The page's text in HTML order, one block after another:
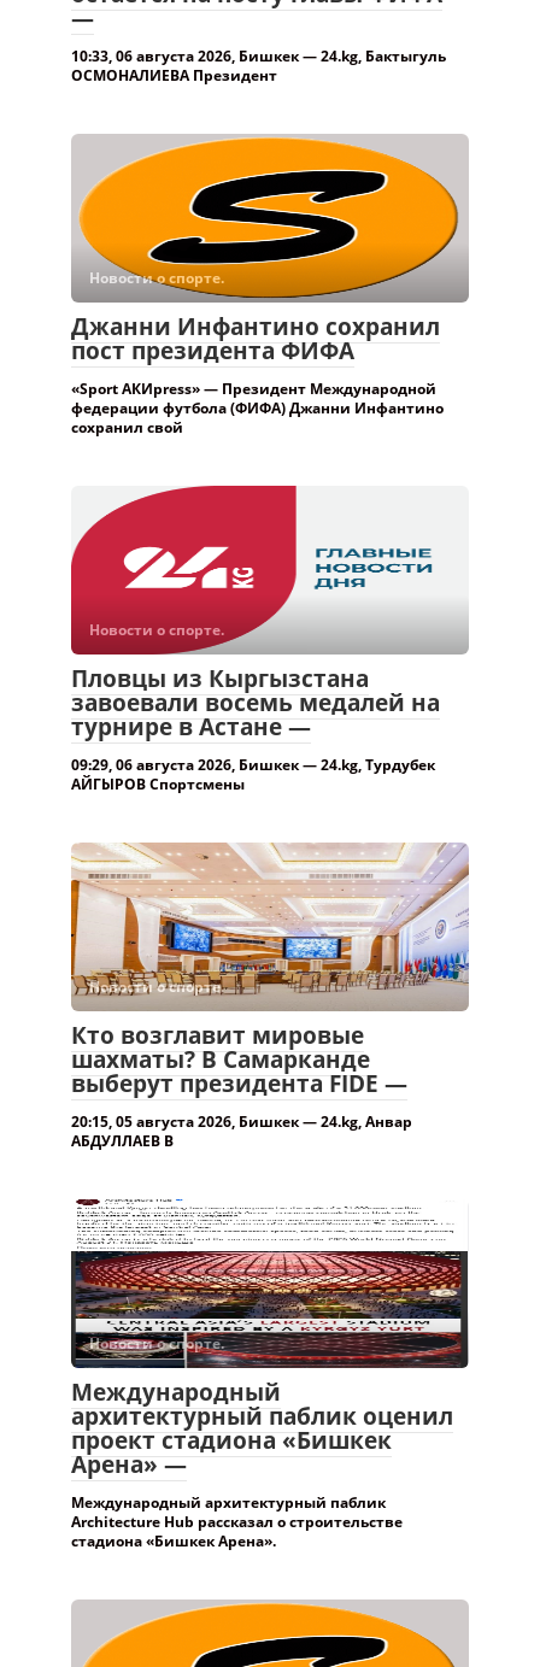
—
10:33, 06 августа 2026, Бишкек — 24.kg, Бактыгуль
ОСМОНАЛИЕВА Президент
Новости о спорте.
Джанни Инфантино сохранил
пост президента ФИФА
«Sport АКИpress» — Президент Международной
федерации футбола (ФИФА) Джанни Инфантино
сохранил свой
Новости о спорте.
Пловцы из Кыргызстана
завоевали восемь медалей на
турнире в Астане —
09:29, 06 августа 2026, Бишкек — 24.kg, Турдубек
АЙГЫРОВ Спортсмены
Новости о спорте.
Кто возглавит мировые
шахматы? В Самарканде
выберут президента FIDE —
20:15, 05 августа 2026, Бишкек — 24.kg, Анвар
АБДУЛЛАЕВ В
Новости о спорте.
Международный
архитектурный паблик оценил
проект стадиона «Бишкек
Арена» —
Международный архитектурный паблик
Architecture Hub рассказал о строительстве
стадиона «Бишкек Арена».